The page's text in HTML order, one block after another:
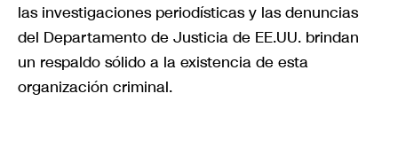
las investigaciones periodísticas y las denuncias
del Departamento de Justicia de EE.UU. brindan
un respaldo sólido a la existencia de esta
organización criminal.